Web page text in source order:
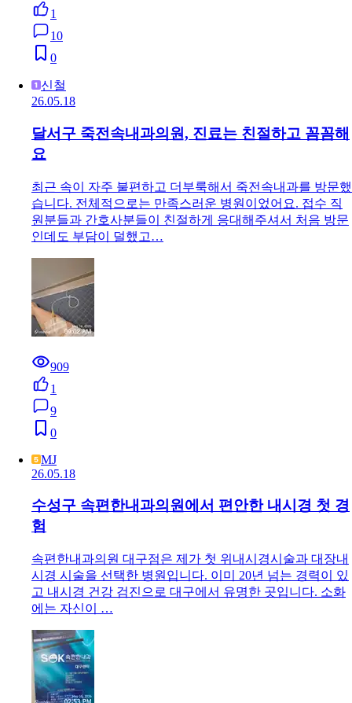
1
10
0
신철
26.05.18
달서구 죽전속내과의원, 진료는 친절하고 꼼꼼해
요
최근 속이 자주 불편하고 더부룩해서 죽전속내과를 방문했
습니다. 전체적으로는 만족스러운 병원이었어요. 접수 직
원분들과 간호사분들이 친절하게 응대해주셔서 처음 방문
인데도 부담이 덜했고…
909
1
9
0
MJ
26.05.18
수성구 속편한내과의원에서 편안한 내시경 첫 경
험
속편한내과의원 대구점은 제가 첫 위내시경시술과 대장내
시경 시술을 선택한 병원입니다. 이미 20년 넘는 경력이 있
고 내시경 건강 검진으로 대구에서 유명한 곳입니다. 소화
에는 자신이 …